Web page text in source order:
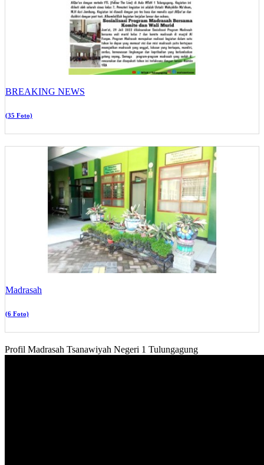
BREAKING NEWS
(35 Foto)
Madrasah
(6 Foto)
Profil Madrasah Tsanawiyah Negeri 1 Tulungagung